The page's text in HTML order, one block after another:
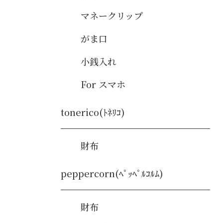
マネークリップ
がま口
小銭入れ
For スマホ
tonerico(ﾄﾈﾘｺ)
財布
peppercorn(ﾍﾟｯﾍﾟﾙｺﾙﾑ)
財布